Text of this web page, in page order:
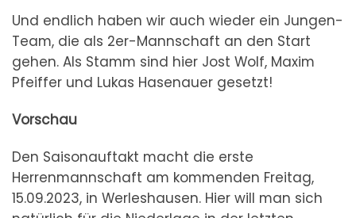
Und endlich haben wir auch wieder ein Jungen-
Team, die als 2er-Mannschaft an den Start
gehen. Als Stamm sind hier Jost Wolf, Maxim
Pfeiffer und Lukas Hasenauer gesetzt!
Vorschau
Den Saisonauftakt macht die erste
Herrenmannschaft am kommenden Freitag,
15.09.2023, in Werleshausen. Hier will man sich